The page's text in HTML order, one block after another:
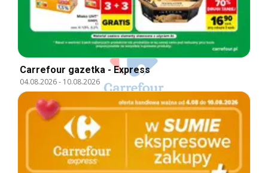
Carrefour gazetka - Express
04.08.2026- 10.08.2026